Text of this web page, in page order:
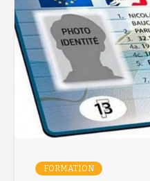
FORMATION